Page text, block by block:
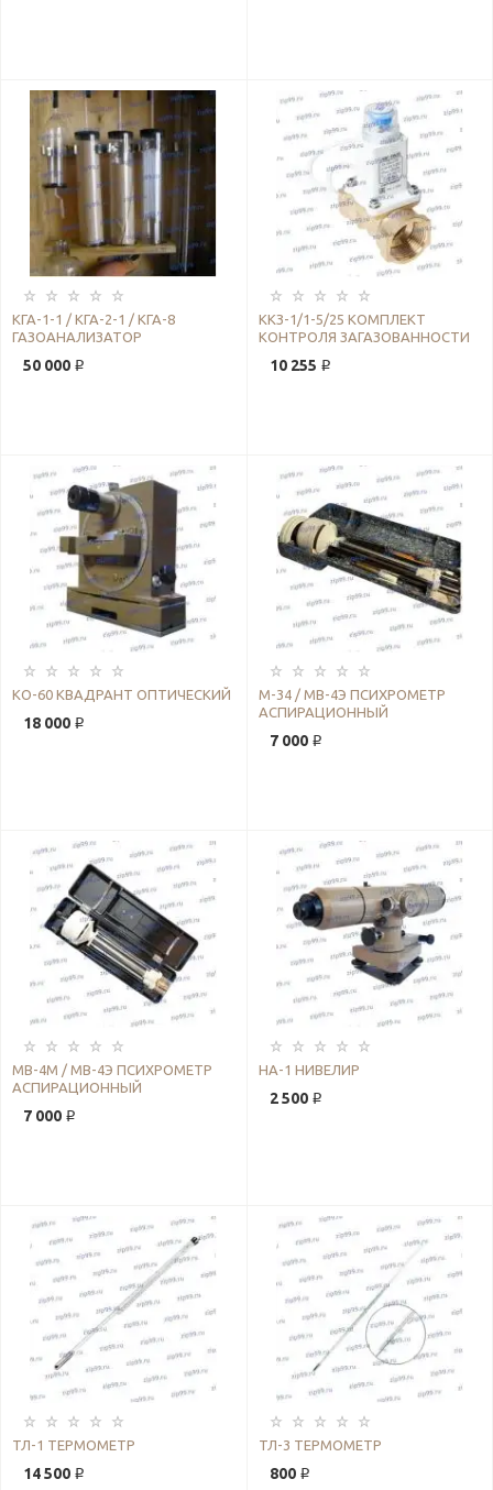
КГА-1-1 / КГА-2-1 / КГА-8
ГАЗОАНАЛИЗАТОР
50 000 ₽
ККЗ-1/1-5/25 КОМПЛЕКТ
КОНТРОЛЯ ЗАГАЗОВАННОСТИ
10 255 ₽
КО-60 КВАДРАНТ ОПТИЧЕСКИЙ
18 000 ₽
М-34 / МВ-4Э ПСИХРОМЕТР
АСПИРАЦИОННЫЙ
7 000 ₽
МВ-4М / МВ-4Э ПСИХРОМЕТР
АСПИРАЦИОННЫЙ
7 000 ₽
НА-1 НИВЕЛИР
2 500 ₽
ТЛ-1 ТЕРМОМЕТР
14 500 ₽
ТЛ-3 ТЕРМОМЕТР
800 ₽